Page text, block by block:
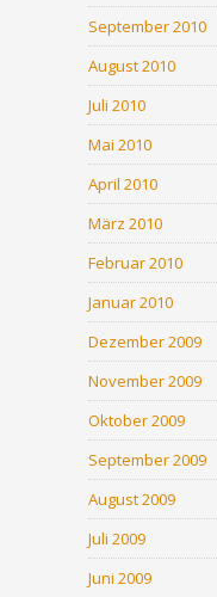
September 2010
August 2010
Juli 2010
Mai 2010
April 2010
März 2010
Februar 2010
Januar 2010
Dezember 2009
November 2009
Oktober 2009
September 2009
August 2009
Juli 2009
Juni 2009